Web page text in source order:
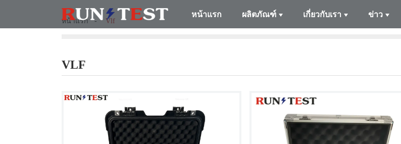
หน้าแรก ผลิตภัณฑ์ เกี่ยวกับเรา ข่าว
หน้าแรก
Vlf
VLF